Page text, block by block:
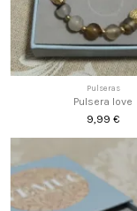
Pulseras
Pulsera love
9,99 €